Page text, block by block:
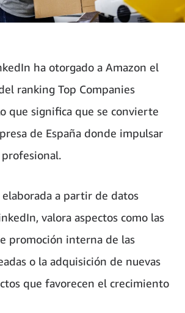
ha otorgado a Amazon el
ranking Top Companies
que significa que se convierte
de España donde impulsar
elaborada a partir de datos
valora aspectos como las
promoción interna de las
o la adquisición de nuevas
que favorecen el crecimiento